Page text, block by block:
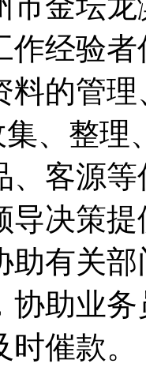
作经验
料的管
、整理
、客源
导决策
助有关
协助业
催款。